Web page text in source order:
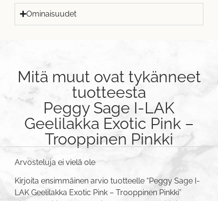
Ominaisuudet
Mitä muut ovat tykänneet
tuotteesta
Peggy Sage I-LAK
Geelilakka Exotic Pink –
Trooppinen Pinkki
Arvosteluja ei vielä ole
Kirjoita ensimmäinen arvio tuotteelle “Peggy Sage I-
LAK Geelilakka Exotic Pink – Trooppinen Pinkki”